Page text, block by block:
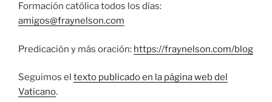
Formación católica todos los días:
amigos@fraynelson.com
Predicación y más oración: https://fraynelson.com/blog
Seguimos el texto publicado en la página web del
Vaticano.